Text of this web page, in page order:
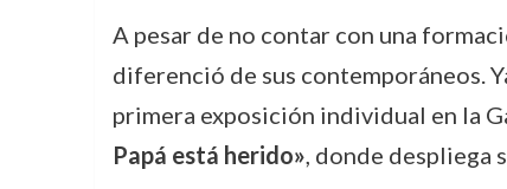
A pesar de no contar con una
diferenció de sus contemporáneos.
primera exposición individual en la
Papá está herido», donde despliega